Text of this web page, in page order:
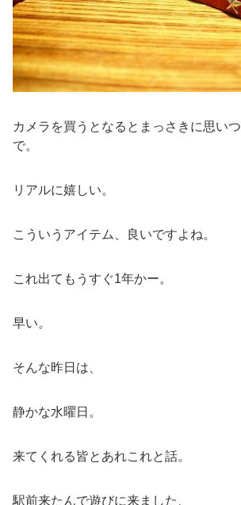
カメラを買うとなるとまっさきに思い
で。
リアルに嬉しい。
こういうアイテム、良いですよね。
これ出てもうすぐ1年かー。
早い。
そんな昨日は、
静かな水曜日。
来てくれる皆とあれこれと話。
駅前来たんで遊びに来ました、